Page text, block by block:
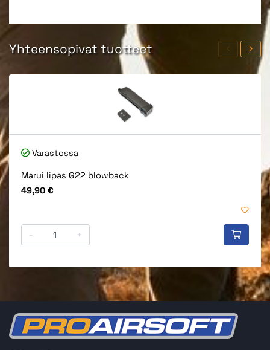
Yhteensopivat tuotteet
Varastossa
Marui lipas G22 blowback
Hinta
49,90 €
- +